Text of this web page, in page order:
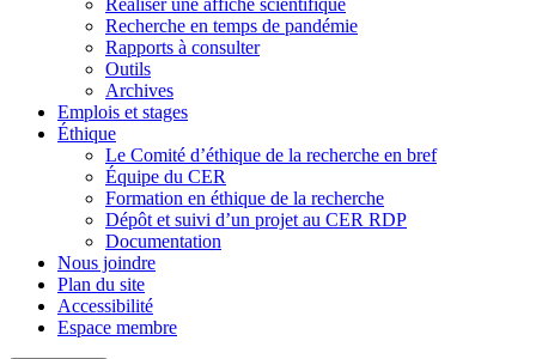
Recherche en temps de pandémie
Rapports à consulter
Outils
Archives
Emplois et stages
Éthique
Le Comité d’éthique de la recherche en bref
Équipe du CER
Formation en éthique de la recherche
Dépôt et suivi d’un projet au CER RDP
Documentation
Nous joindre
Plan du site
Accessibilité
Espace membre